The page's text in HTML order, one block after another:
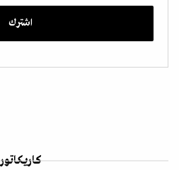
كاريكاتور